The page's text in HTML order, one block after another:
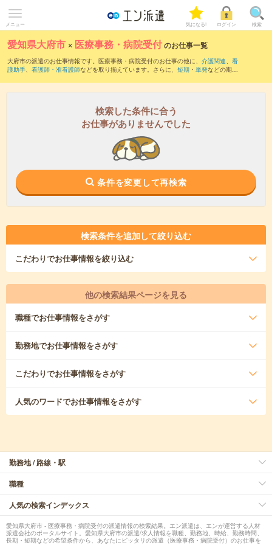
メニュー 気になる! ログイン 検索
愛知県大府市 × 医療事務・病院受付のお仕事一覧
大府市の派遣のお仕事情報です。医療事務・病院受付のお仕事の他に、 介護関連、 看
護助手、 看護師・准看護師などを取り揃えています。さらに、 短期 ・ 単発などの期間
検索した条件に合う
お仕事がありませんでした
条件を変更して再検索
検索条件を追加して絞り込む
こだわりでお仕事情報を絞り込む
他の検索結果ページを見る
職種でお仕事情報をさがす
勤務地でお仕事情報をさがす
こだわりでお仕事情報をさがす
人気のワードでお仕事情報をさがす
勤務地 / 路線・駅
職種
人気の検索インデックス
愛知県大府市 - 医療事務・病院受付の派遣情報の検索結果。エン派遣は、エンが運営する人材
派遣会社のポータルサイト。愛知県大府市の派遣/求人情報を職種、勤務地、時給、勤務時間、
長期・短期などの希望条件から、あなたにピッタリの派遣（医療事務・病院受付）のお仕事を